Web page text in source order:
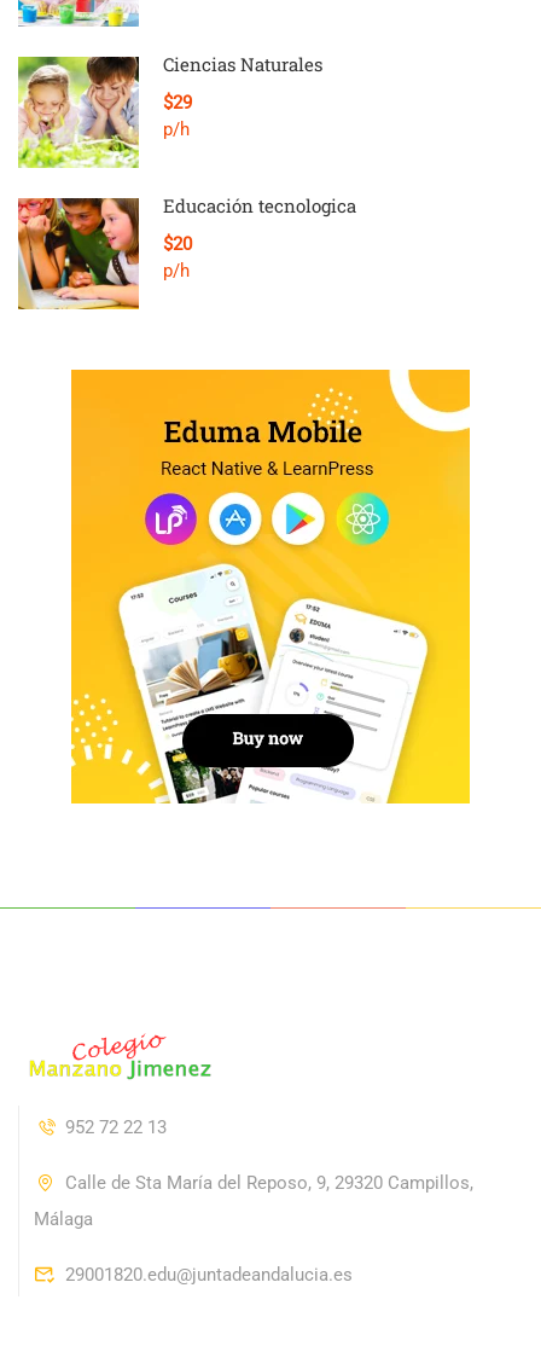
Ciencias Naturales
$29
p/h
Educación tecnologica
$20
p/h
952 72 22 13
Calle de Sta María del Reposo, 9, 29320 Campillos,
Málaga
29001820.edu@juntadeandalucia.es